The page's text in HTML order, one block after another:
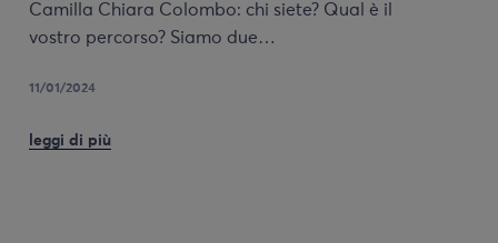
Camilla Chiara Colombo: chi siete? Qual è il
vostro percorso? Siamo due…
11/01/2024
leggi di più